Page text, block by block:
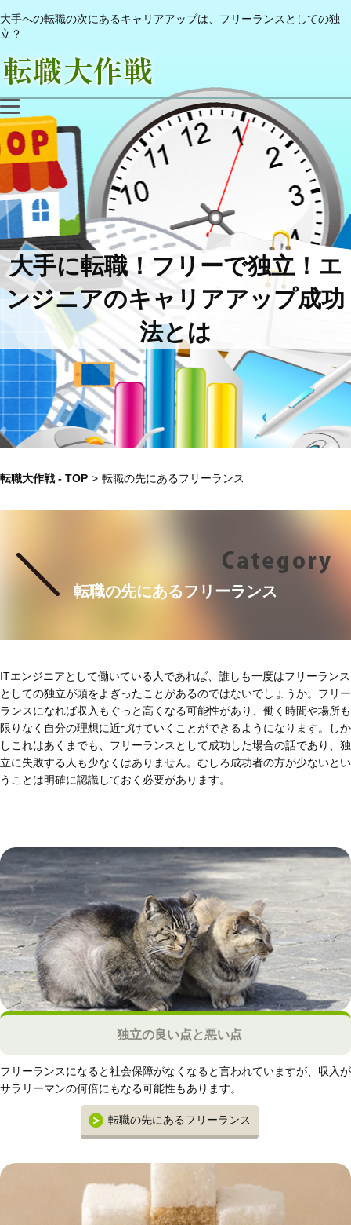
大手への転職の次にあるキャリアアップは、フリーランスとしての独
立？
大手に転職！フリーで独立！エ
ンジニアのキャリアアップ成功
法とは
転職大作戦 - TOP > 転職の先にあるフリーランス
転職の先にあるフリーランス
ITエンジニアとして働いている人であれば、誰しも一度はフリーランス
としての独立が頭をよぎったことがあるのではないでしょうか。フリー
ランスになれば収入もぐっと高くなる可能性があり、働く時間や場所も
限りなく自分の理想に近づけていくことができるようになります。しか
しこれはあくまでも、フリーランスとして成功した場合の話であり、独
立に失敗する人も少なくはありません。むしろ成功者の方が少ないとい
うことは明確に認識しておく必要があります。
独立の良い点と悪い点
フリーランスになると社会保障がなくなると言われていますが、収入が
サラリーマンの何倍にもなる可能性もあります。
転職の先にあるフリーランス